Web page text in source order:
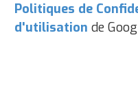
Politiques de
d'utilisation de